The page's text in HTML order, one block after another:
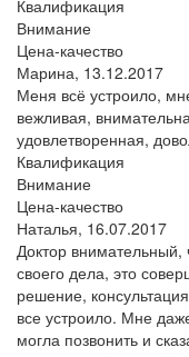
Квалификация
Внимание
Цена-качество
Марина, 13.12.2017
Меня всё устроило,
вежливая,
удовлетворенная,
Квалификация
Внимание
Цена-качество
Наталья, 16.07.2017
Доктор внимательный,
своего дела, это
решение,
все устроило. Мне
могла позвонить и